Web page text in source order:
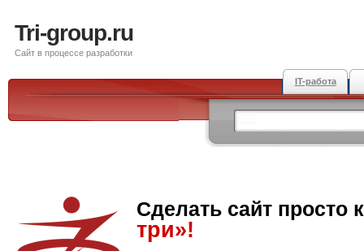
Tri-group.ru
Сайт в процессе разработки
IT-работа
Сделать сайт просто
три»!